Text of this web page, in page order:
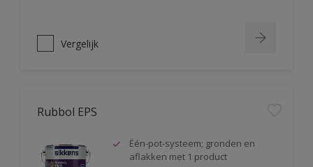
Vergelijk
Rubbol EPS
Één-pot-systeem; gronden en
aflakken met 1 product